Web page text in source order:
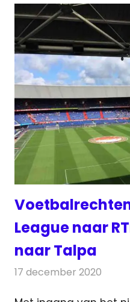
League naar
naar Talpa
17 december 2020